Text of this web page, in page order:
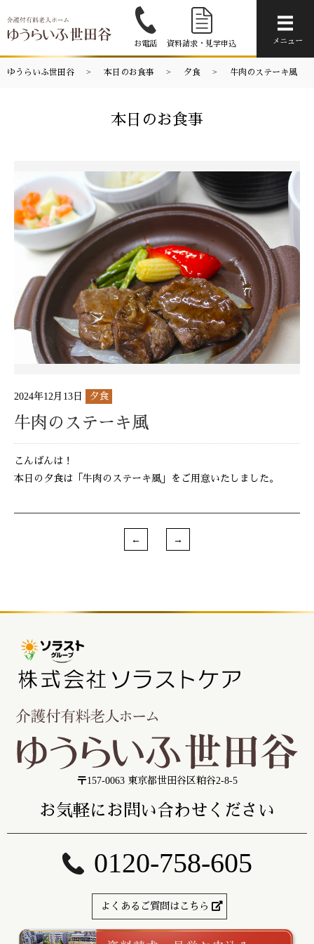
お電話 資料請求・見学申込 メニュー
ゆうらいふ世田谷 本日のお食事 夕食 牛肉のステーキ風
本日のお食事
2024年12月13日 夕食
牛肉のステーキ風
こんばんは！
本日の夕食は「牛肉のステーキ風」をご用意いたしました。
〒157-0063 東京都世田谷区粕谷2-8-5
お気軽にお問い合わせください
0120-758-605
よくあるご質問はこちら